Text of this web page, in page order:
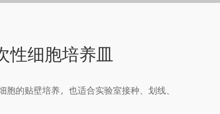
性细胞培养皿
的贴壁培养，也适合实验室接种、划线、